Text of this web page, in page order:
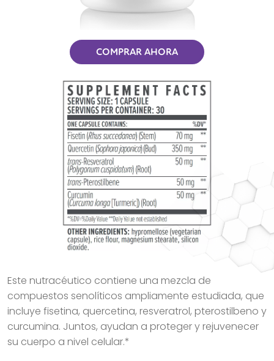
COMPRAR AHORA
Este nutracéutico contiene una mezcla de
compuestos senolíticos ampliamente estudiada, que
incluye fisetina, quercetina, resveratrol, pterostilbeno y
curcumina. Juntos, ayudan a proteger y rejuvenecer
su cuerpo a nivel celular.*